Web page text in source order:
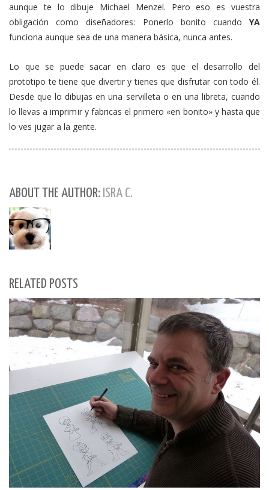
aunque te lo dibuje Michael Menzel. Pero eso es vuestra
obligación como diseñadores: Ponerlo bonito cuando YA
funciona aunque sea de una manera básica, nunca antes.
Lo que se puede sacar en claro es que el desarrollo del
prototipo te tiene que divertir y tienes que disfrutar con todo él.
Desde que lo dibujas en una servilleta o en una libreta, cuando
lo llevas a imprimir y fabricas el primero «en bonito» y hasta que
lo ves jugar a la gente.
ABOUT THE AUTHOR: ISRA C.
RELATED POSTS